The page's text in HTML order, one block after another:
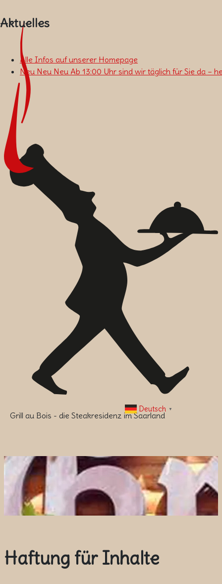
Aktuelles
Alle Infos auf unserer Homepage
Neu Neu Neu Ab 13:00 Uhr sind wir täglich für Sie da –
Deutsch ▼
Grill au Bois - die Steakresidenz im Saarland
Haftung für Inhalte